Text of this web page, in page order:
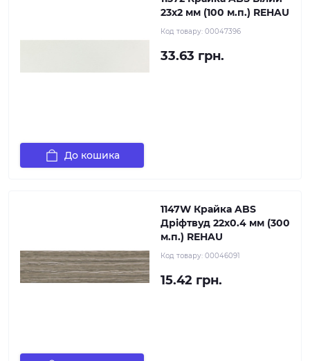
23х2 мм (100 м.п.) REHAU
Код товару: 00047396
33.63 грн.
До кошика
1147W Крайка ABS
Дріфтвуд 22х0.4 мм (300
м.п.) REHAU
Код товару: 00046091
15.42 грн.